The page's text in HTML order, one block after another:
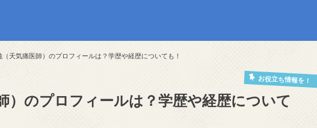
（天気痛医師）のプロフィールは？学歴や経歴についても！
お役立ち情報を！
）のプロフィールは？学歴や経歴について